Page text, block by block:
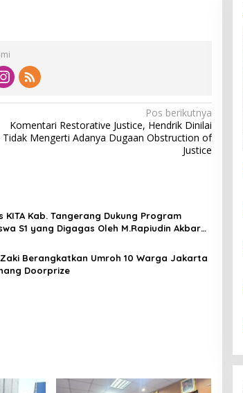
Pos berikutnya
Komentari Restorative Justice, Hendrik Dinilai
Tidak Mengerti Adanya Dugaan Obstruction of
Justice
KITA Kab. Tangerang Dukung Program
S1 yang Digagas Oleh M.Rapiudin Akbar
Berangkatkan Umroh 10 Warga Jakarta
Doorprize